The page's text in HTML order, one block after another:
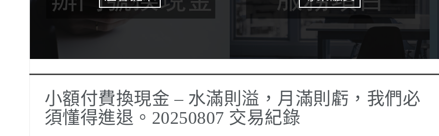
小額付費換現金 – 水滿則溢，月滿則虧，我們必
須懂得進退。20250807 交易紀錄